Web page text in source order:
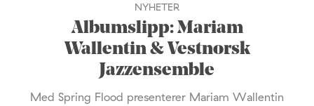
NYHETER
Albumslipp: Mariam
Wallentin & Vestnorsk
Jazzensemble
Med Spring Flood presenterer Mariam Wallentin